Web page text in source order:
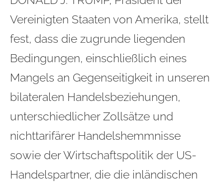
Vereinigten Staaten von Amerika, stellt
fest, dass die zugrunde liegenden
Bedingungen, einschließlich eines
Mangels an Gegenseitigkeit in unseren
bilateralen Handelsbeziehungen,
unterschiedlicher Zollsätze und
nichttarifärer Handelshemmnisse
sowie der Wirtschaftspolitik der US-
Handelspartner, die die inländischen